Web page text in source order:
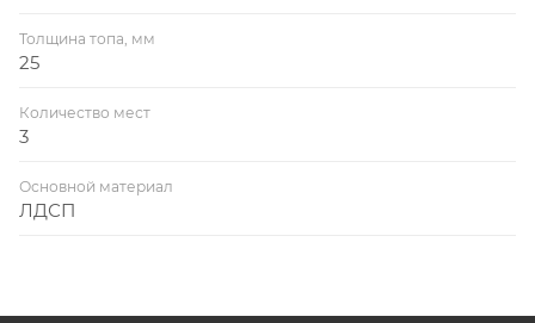
Толщина топа, мм
25
Количество мест
3
Основной материал
ЛДСП